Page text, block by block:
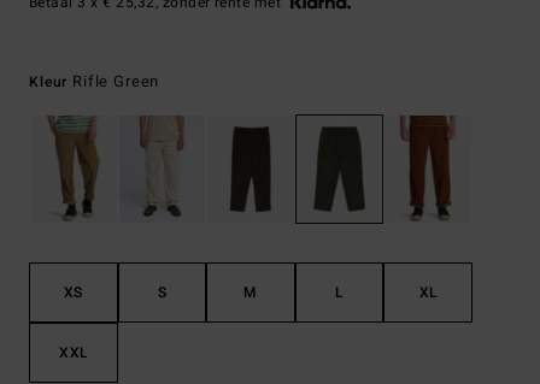
Kleur Rifle Green
XS S M L XL
XXL